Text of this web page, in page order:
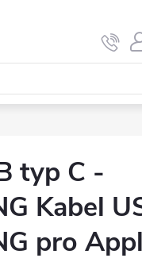
typ C -
Kabel
pro
- Chat